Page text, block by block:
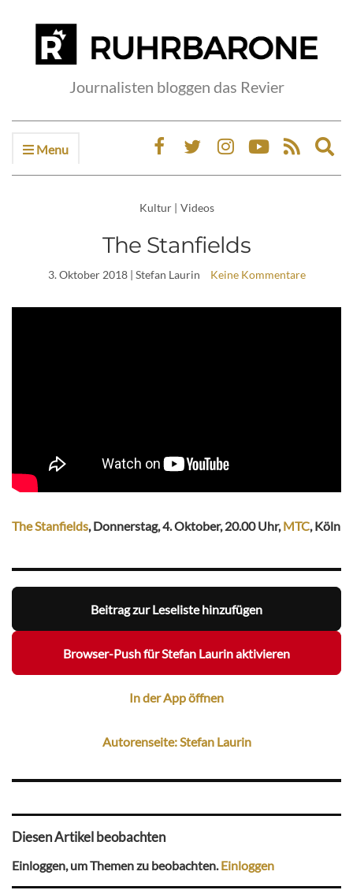
Journalisten bloggen das Revier
Menu
Kultur | Videos
The Stanfields
3. Oktober 2018| Stefan Laurin Keine Kommentare
The Stanfields, Donnerstag, 4. Oktober, 20.00 Uhr,MTC, Köln
Beitrag zur Leseliste hinzufügen
Browser-Push für Stefan Laurin aktivieren
In der App öffnen
Autorenseite: Stefan Laurin
Diesen Artikel beobachten
Einloggen, um Themen zu beobachten. Einloggen